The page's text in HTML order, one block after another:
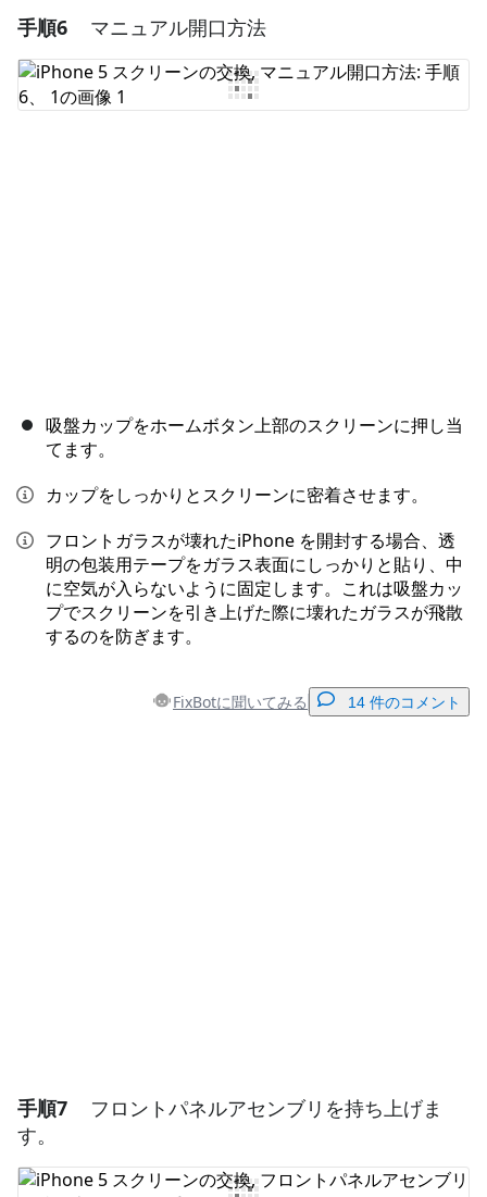
コメントを追加
コメントを追加
手順6 マニュアル開口方法
吸盤カップをホームボタン上部のスクリーンに押し当
てます。
カップをしっかりとスクリーンに密着させます。
フロントガラスが壊れたiPhone を開封する場合、透
明の包装用テープをガラス表面にしっかりと貼り、中
に空気が入らないように固定します。これは吸盤カッ
プでスクリーンを引き上げた際に壊れたガラスが飛散
するのを防ぎます。
FixBotに聞いてみる 14 件のコメント
手順7
フロントパネルアセンブリを持ち上げま
す。